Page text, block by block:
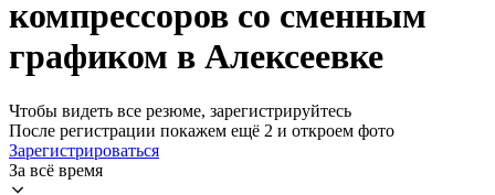
компрессоров со сменным
графиком в Алексеевке
Чтобы видеть все резюме, зарегистрируйтесь
После регистрации покажем ещё 2 и откроем фото
Зарегистрироваться
За всё время